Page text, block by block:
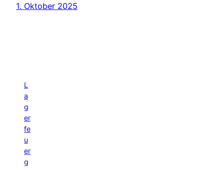
1. Oktober 2025
L
a
g
er
fe
u
er
g